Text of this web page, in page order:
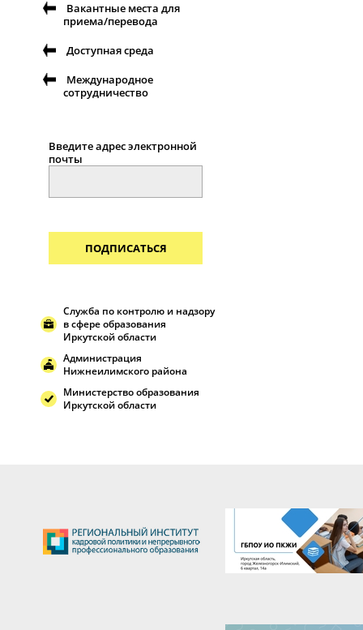
Вакантные места для
приема/перевода
Доступная среда
Международное
сотрудничество
Введите адрес электронной
почты
ПОДПИСАТЬСЯ
Служба по контролю и надзору
в сфере образования
Иркутской области
Администрация
Нижнеилимского района
Министерство образования
Иркутской области